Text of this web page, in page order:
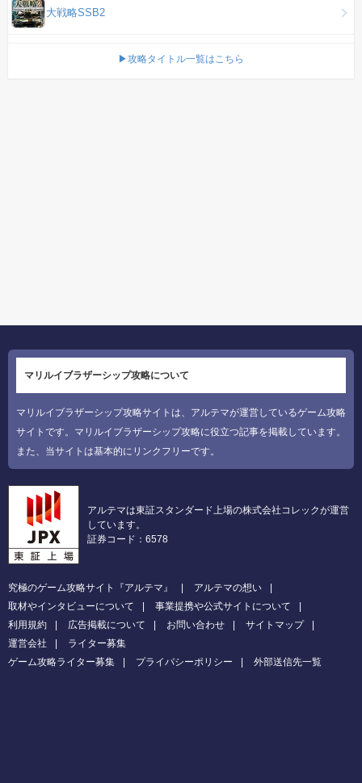
大戦略SSB2
▶攻略タイトル一覧はこちら
マリルイブラザーシップ攻略について
マリルイブラザーシップ攻略サイトは、アルテマが運営しているゲーム攻略
サイトです。マリルイブラザーシップ攻略に役立つ記事を掲載しています。
また、当サイトは基本的にリンクフリーです。
アルテマは東証スタンダード上場の株式会社コレックが運営
しています。
証券コード：6578
究極のゲーム攻略サイト『アルテマ』
アルテマの想い
取材やインタビューについて
事業提携や公式サイトについて
利用規約
広告掲載について お問い合わせ
サイトマップ
運営会社
ライター募集
ゲーム攻略ライター募集
プライバシーポリシー 外部送信先一覧